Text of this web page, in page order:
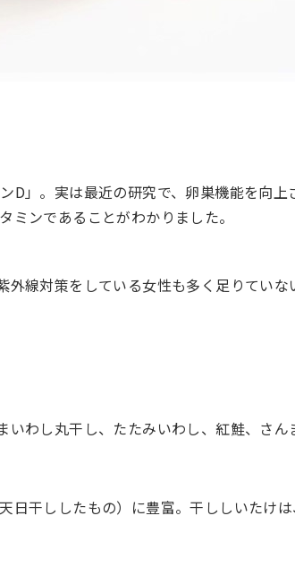
D」。実は最近の研究で、卵巣機能を向上
ミンであることがわかりました。
線対策をしている女性も多く足りてい
いわし丸干し、たたみいわし、紅鮭、さ
日干ししたもの）に豊富。干ししいたけ